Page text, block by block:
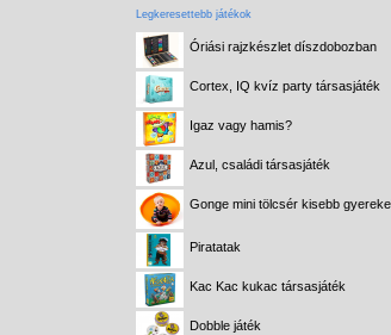
Legkeresettebb játékok
Óriási rajzkészlet díszdobozban
Cortex, IQ kvíz party társasjáték
Igaz vagy hamis?
Azul, családi társasjáték
Gonge mini tölcsér kisebb
Piratatak
Kac Kac kukac társasjáték
Dobble játék